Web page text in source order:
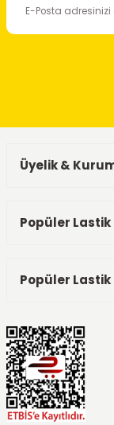
Üyelik &
Popüler Lastik
Popüler